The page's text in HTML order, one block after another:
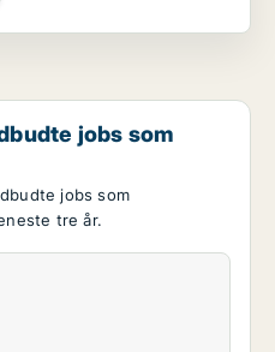
jobs som
jobs som
tre år.